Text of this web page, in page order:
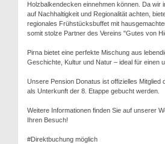
Holzbalkendecken einnehmen können. Da wir
auf Nachhaltigkeit und Regionalität achten,
regionales Frühstücksbuffet mit
somit stolze Partner des Vereins "Gutes von
Pirna bietet eine perfekte Mischung aus
Geschichte, Kultur und Natur – ideal für einen
Unsere Pension Donatus ist offizielles Mitglied
als Unterkunft der 8. Etappe gebucht werden.
Weitere Informationen finden Sie auf unserer
Ihren Besuch!
#Direktbuchung möglich